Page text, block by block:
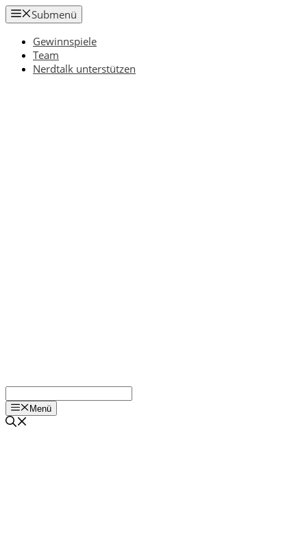
Zum
Inhalt
springen
Submenü
Gewinnspiele
Team
Nerdtalk unterstützen
Menü